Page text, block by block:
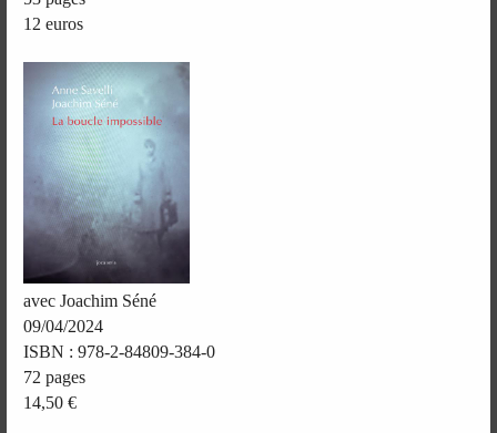
12 euros
avec Joachim Séné
09/04/2024
ISBN : 978-2-84809-384-0
72 pages
14,50 €